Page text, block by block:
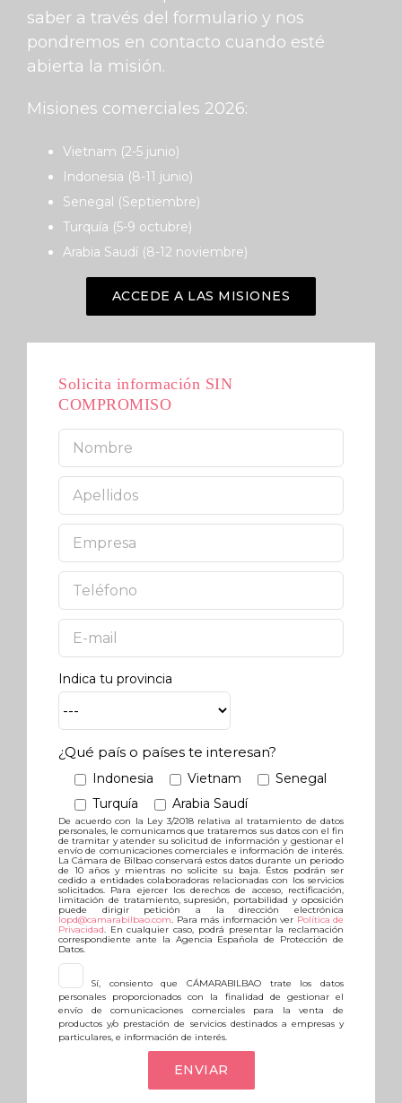
saber a través del formulario y nos
pondremos en contacto cuando esté
abierta la misión.
Misiones comerciales 2026:
Vietnam (2-5 junio)
Indonesia (8-11 junio)
Senegal (Septiembre)
Turquía (5-9 octubre)
Arabia Saudí (8-12 noviembre)
ACCEDE A LAS MISIONES
Solicita información SIN
COMPROMISO
Indica tu provincia
¿Qué país o países te interesan?
Indonesia Vietnam
Senegal
Turquía
Arabia Saudí
De acuerdo con la Ley 3/2018 relativa al tratamiento de datos
personales, le comunicamos que trataremos sus datos con el fin
de tramitar y atender su solicitud de información y gestionar el
envío de comunicaciones comerciales e información de interés.
La Cámara de Bilbao conservará estos datos durante un periodo
de 10 años y mientras no solicite su baja. Éstos podrán ser
cedido a entidades colaboradoras relacionadas con los servicios
solicitados. Para ejercer los derechos de acceso, rectificación,
limitación de tratamiento, supresión, portabilidad y oposición
puede dirigir petición a la dirección electrónica
lopd@camarabilbao.com. Para más información ver Política de
Privacidad. En cualquier caso, podrá presentar la reclamación
correspondiente ante la Agencia Española de Protección de
Datos.
Sí, consiento que CÁMARABILBAO trate los datos
personales proporcionados con la finalidad de gestionar el
envío de comunicaciones comerciales para la venta de
productos y/o prestación de servicios destinados a empresas y
particulares, e información de interés.